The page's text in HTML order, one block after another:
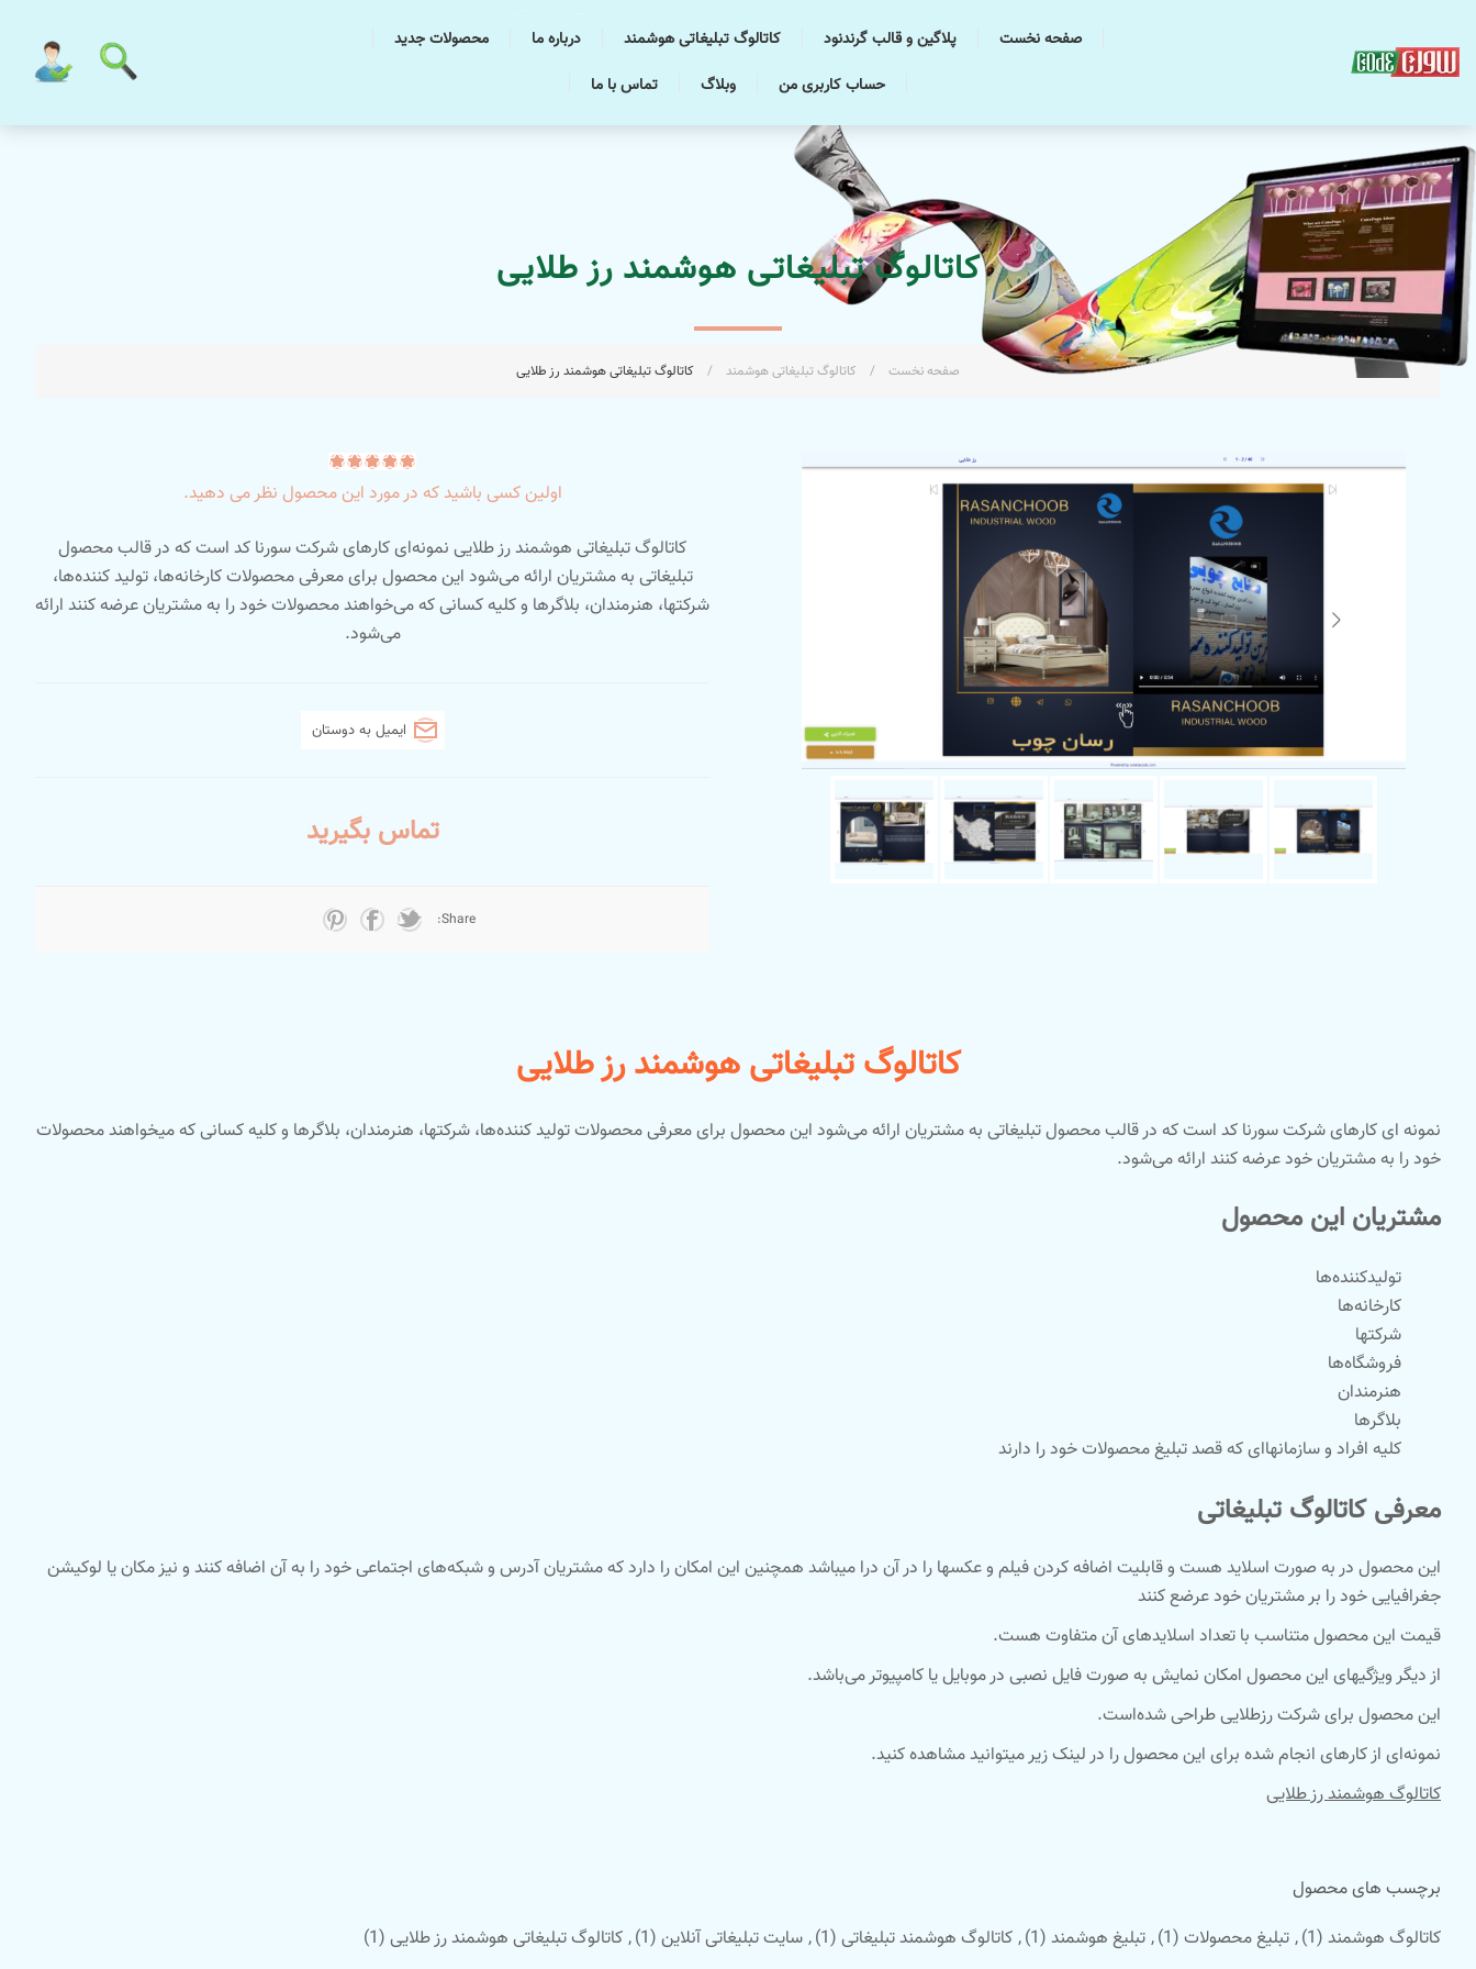
صفحه نخست پلاگین و قالب گرندنود کاتالوگ تبلیغاتی هوشمند درباره ما
محصولات جدید
حساب کاربری من
وبلاگ تماس با ما
صفحه نخست / کاتالوگ تبلیغاتی هوشمند / کاتالوگ تبلیغاتی هوشمند رز طلایی
کاتالوگ تبلیغاتی هوشمند رز طلایی
اولین کسی باشید که در مورد این محصول نظر می دهید.
کاتالوگ تبلیغاتی هوشمند رز طلایی نمونه‌ای کارهای شرکت سورنا کد است که در قالب محصول
تبلیغاتی به مشتریان ارائه می‌شود این محصول برای معرفی محصولات کارخانه‌ها، تولید کننده‌ها،
شرکتها، هنرمندان، بلاگرها و کلیه کسانی که می‌خواهند محصولات خود را به مشتریان عرضه کنند ارائه
می‌شود.
ایمیل به دوستان
تماس بگیرید
Share:
کاتالوگ تبلیغاتی هوشمند رز طلایی
نمونه ای کارهای شرکت سورنا کد است که در قالب محصول تبلیغاتی به مشتریان ارائه می‌شود این محصول برای معرفی محصولات تولید کننده‌ها، شرکتها، هنرمندان، بلاگرها و کلیه کسانی که میخواهند محصولات
خود را به مشتریان خود عرضه کنند ارائه می‌شود.
مشتریان این محصول
تولیدکننده‌ها
کارخانه‌ها
شرکتها
فروشگاه‌ها
هنرمندان
بلاگرها
کلیه افراد و سازمانهاای که قصد تبلیغ محصولات خود را دارند
معرفی کاتالوگ تبلیغاتی
این محصول در به صورت اسلاید هست و قابلیت اضافه کردن فیلم و عکسها را در آن درا میباشد همچنین این امکان را دارد که مشتریان آدرس و شبکه‌های اجتماعی خود را به آن اضافه کنند و نیز مکان یا لوکیشن
جغرافیایی خود را بر مشتریان خود عرضع کنند
قیمت این محصول متناسب با تعداد اسلاید‌های آن متفاوت هست.
از دیگر ویژگیهای این محصول امکان نمایش به صورت فایل نصبی در موبایل یا کامپیوتر می‌باشد.
این محصول برای شرکت رزطلایی طراحی شده‌است.
نمونه‌ای از کارهای انجام شده برای این محصول را در لینک زیر میتوانید مشاهده کنید.
کاتالوگ هوشمند رز طلایی
برچسب های محصول
کاتالوگ هوشمند (1)
, تبلیغ محصولات (1)
, تبلیغ هوشمند (1)
, کاتالوگ هوشمند تبلیغاتی (1)
, سایت تبلیغاتی آنلاین (1)
, کاتالوگ تبلیغاتی هوشمند رز طلایی (1)